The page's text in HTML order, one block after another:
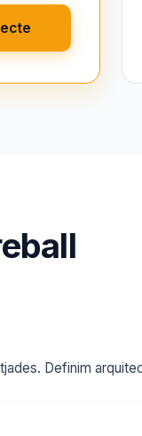
Definim